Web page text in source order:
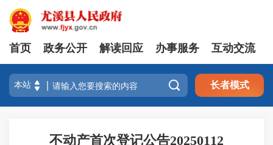
首页 政务公开 解读回应 办事服务 互动交流
 长者模式
不动产首次登记公告20250112